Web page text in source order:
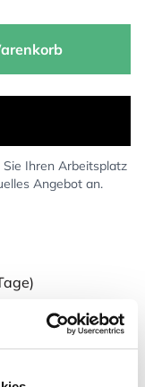
Ihren Arbeitsplatz
Angebot an.